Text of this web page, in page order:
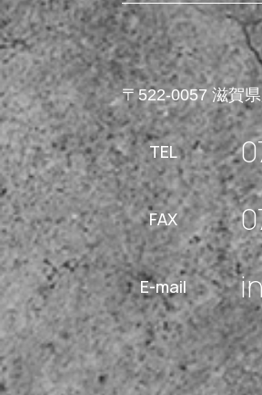
〒522-0057 滋賀
TEL
FAX
E-mail